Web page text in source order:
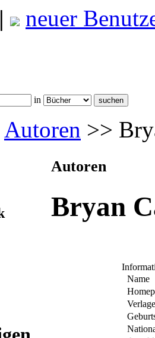
| neuer
in
Autoren >>
Autoren
Bryan
Name
Verlage